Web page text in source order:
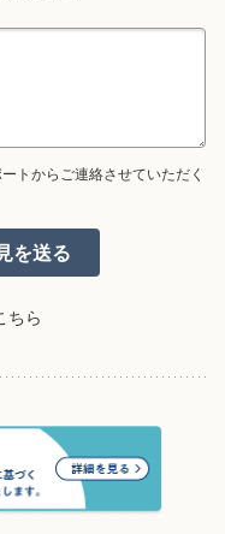
トからご連絡させていただく
ちら